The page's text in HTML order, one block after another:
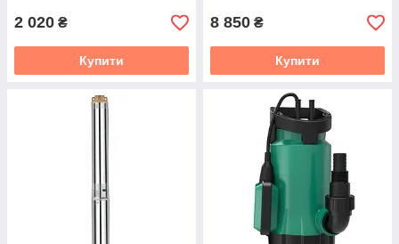
2 020 ₴
Купити
8 850 ₴
Купити